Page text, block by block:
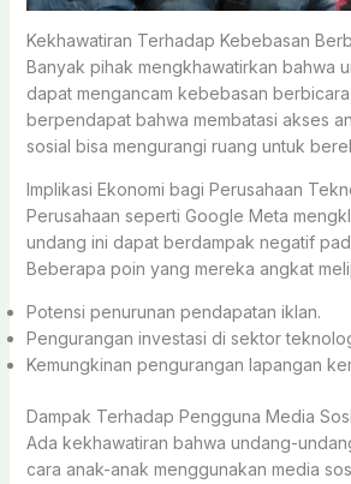
Kekhawatiran Terhadap Kebebasan
Banyak pihak mengkhawatirkan bahwa
dapat mengancam kebebasan
berpendapat bahwa membatasi akses
sosial bisa mengurangi ruang untuk
Implikasi Ekonomi bagi Perusahaan
Perusahaan seperti Google Meta
undang ini dapat berdampak negatif
Beberapa poin yang mereka angkat
Potensi penurunan pendapatan iklan.
Pengurangan investasi di sektor
Kemungkinan pengurangan lapangan
Dampak Terhadap Pengguna Media
Ada kekhawatiran bahwa undang-
cara anak-anak menggunakan media